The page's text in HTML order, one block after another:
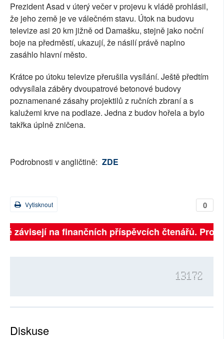
Prezident Asad v úterý večer v projevu k vládě prohlásil,
že jeho země je ve válečném stavu. Útok na budovu
televize asi 20 km jižně od Damašku, stejně jako noční
boje na předměstí, ukazují, že násilí právě naplno
zasáhlo hlavní město.
Krátce po útoku televize přerušila vysílání. Ještě předtím
odvysílala záběry dvoupatrové betonové budovy
poznamenané zásahy projektilů z ručních zbraní a s
kalužemi krve na podlaze. Jedna z budov hořela a bylo
takřka úplně zničena.
Podrobnosti v angličtině: ZDE
0
Vytisknout
závisejí na finančních příspěvcích čtenářů.
13172
Diskuse